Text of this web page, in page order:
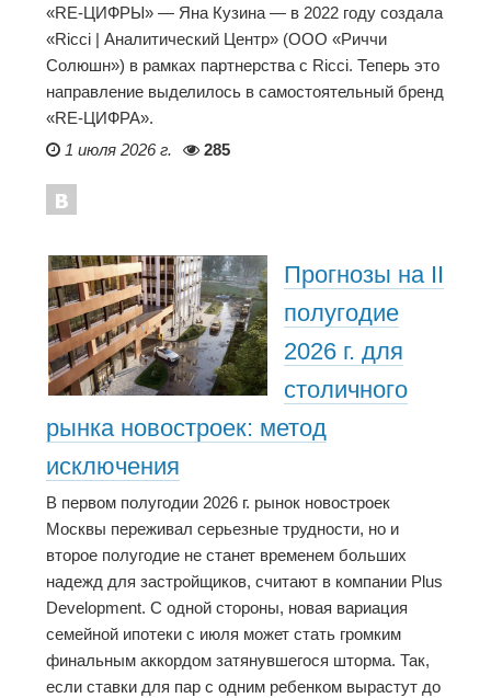
«RE-ЦИФРЫ» — Яна Кузина — в 2022 году создала
«Ricci | Аналитический Центр» (ООО «Риччи
Солюшн») в рамках партнерства с Ricci. Теперь это
направление выделилось в самостоятельный бренд
«RE-ЦИФРА».
1 июля 2026 г.
285
Прогнозы на II
полугодие
2026 г. для
столичного
рынка новостроек: метод
исключения
В первом полугодии 2026 г. рынок новостроек
Москвы переживал серьезные трудности, но и
второе полугодие не станет временем больших
надежд для застройщиков, считают в компании Plus
Development. С одной стороны, новая вариация
семейной ипотеки с июля может стать громким
финальным аккордом затянувшегося шторма. Так,
если ставки для пар с одним ребенком вырастут до